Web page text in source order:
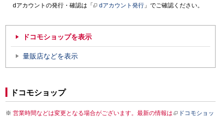
dアカウントの発行・確認は「
dアカウント発行 」でご確認ください。
ドコモショップを表示
量販店などを表示
ドコモショップ
営業時間などは変更となる場合がございます。最新の情報は
ドコモショッ